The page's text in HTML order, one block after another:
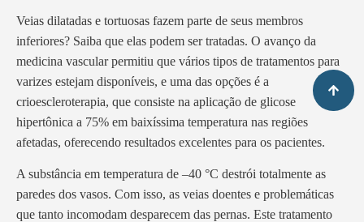
Veias dilatadas e tortuosas fazem parte de seus membros
inferiores? Saiba que elas podem ser tratadas. O avanço da
medicina vascular permitiu que vários tipos de tratamentos para
varizes estejam disponíveis, e uma das opções é a
crioescleroterapia, que consiste na aplicação de glicose
hipertônica a 75% em baixíssima temperatura nas regiões
afetadas, oferecendo resultados excelentes para os pacientes.
A substância em temperatura de –40 °C destrói totalmente as
paredes dos vasos. Com isso, as veias doentes e problemáticas
que tanto incomodam desparecem das pernas. Este tratamento